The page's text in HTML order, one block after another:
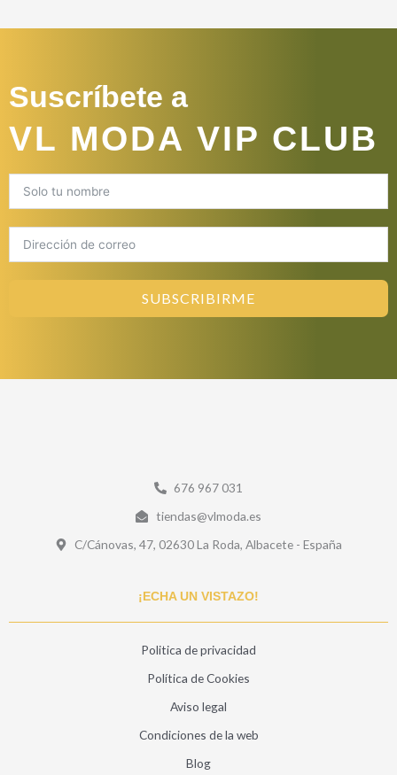
Suscríbete a
VL MODA VIP CLUB
SUBSCRIBIRME
676 967 031
tiendas@vlmoda.es
C/Cánovas, 47, 02630 La Roda, Albacete - España
¡ECHA UN VISTAZO!
Politica de privacidad
Política de Cookies
Aviso legal
Condiciones de la web
Blog